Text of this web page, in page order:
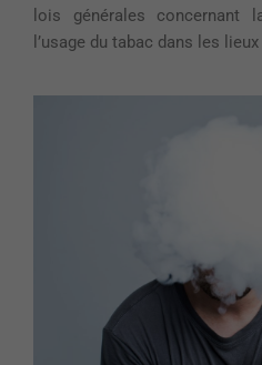
lois générales concernant
l’usage du tabac dans les